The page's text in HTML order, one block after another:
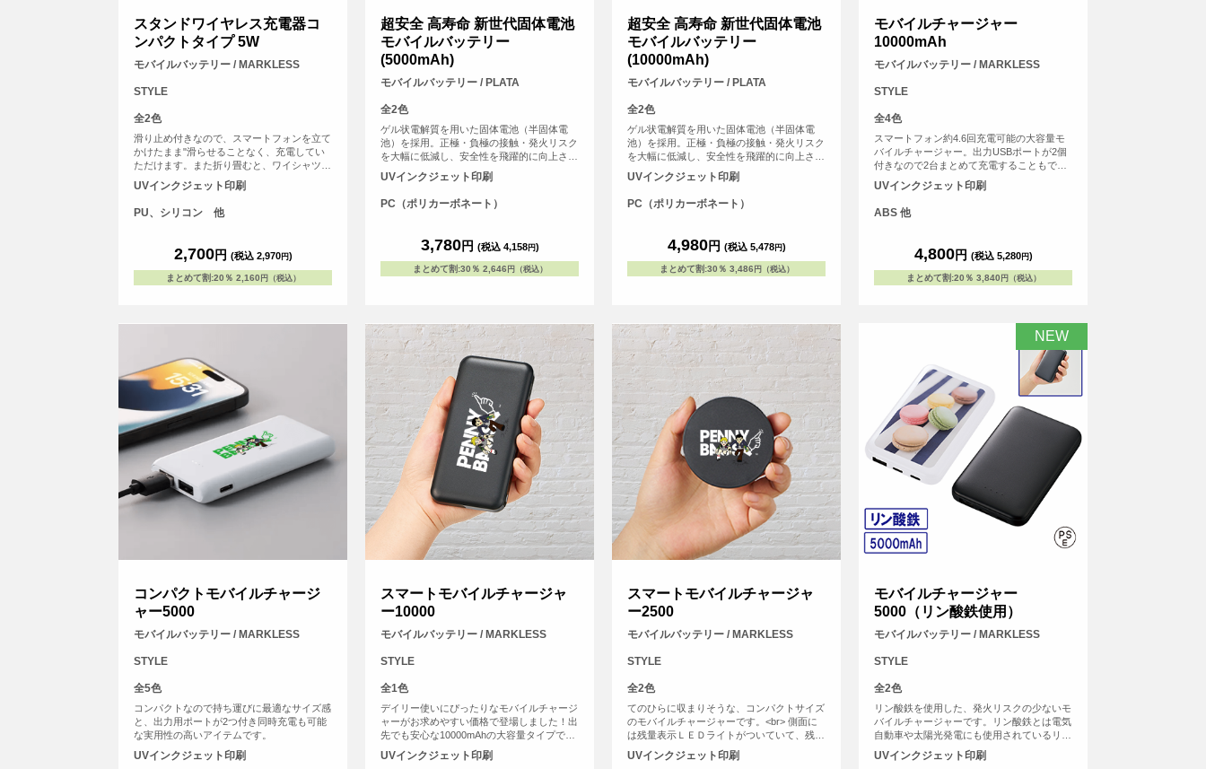
スタンドワイヤレス充電器コ
ンパクトタイプ 5W
モバイルバッテリー / MARKLESS
STYLE
全2色
滑り止め付きなので、スマートフォンを立て
かけたまま"滑らせることなく、充電してい
ただけます。また折り畳むと、ワイシャツの
胸ポケットにもすっぽり収まる、フラットか
つコンパクトなサイズ感で持ち運びにも便利
UVインクジェット印刷
PU、シリコン 他
2,700円 (税込 2,970円)
まとめて割:20％ 2,160 円（税込）
超安全 高寿命 新世代固体電池
モバイルバッテリー
(5000mAh)
モバイルバッテリー / PLATA
全2色
ゲル状電解質を用いた固体電池（半固体電
池）を採用。正極・負極の接触・発火リスク
を大幅に低減し、安全性を飛躍的に向上させ
たモバイルバッテリーです。 <br> ■長寿命
設計で経済的(約1000回充放電サイクルに対
応)。<br> ■動作温度域が-10℃～60℃と広
く、暑さにも寒さにも強い。<br> ■持ち運び
きる残量表示機能付き<br> ■安心・安全の
PSE技術基準に適合した商品です<br>
UVインクジェット印刷
PC（ポリカーボネート）
3,780円 (税込 4,158円)
まとめて割:30％ 2,646 円（税込）
超安全 高寿命 新世代固体電池
モバイルバッテリー
(10000mAh)
モバイルバッテリー / PLATA
全2色
ゲル状電解質を用いた固体電池（半固体電
池）を採用。正極・負極の接触・発火リスク
を大幅に低減し、安全性を飛躍的に向上させ
たモバイルバッテリーです。 <br> ■長寿命
設計で経済的(約1000回充放電サイクルに対
応)。<br> ■動作温度域が-10℃～60℃と広
く、暑さにも寒さにも強い。<br> ■持ち運び
端の充電規格USB PD(USB Power Delivery)
対応！USB PD対応のスマホ、タブレットへ
の、最大20W超急速充電が可能<br> ■バッテ
UVインクジェット印刷
PC（ポリカーボネート）
4,980円 (税込 5,478円)
まとめて割:30％ 3,486 円（税込）
モバイルチャージャー
10000mAh
モバイルバッテリー / MARKLESS
STYLE
全4色
スマートフォン約4.6回充電可能の大容量モ
バイルチャージャー。出力USBポートが2個
付きなので2台まとめて充電することもでき
ます！(付属ケーブルは1つ)残容量はLEDラ
イトで表示されるのでわかりやすいです。大
容量で、出先などの電源が確保できない時や
出張時、災害時でも活躍！
UVインクジェット印刷
ABS 他
4,800円 (税込 5,280円)
まとめて割:20％ 3,840 円（税込）
コンパクトモバイルチャージ
ャー5000
モバイルバッテリー / MARKLESS
STYLE
全5色
コンパクトなので持ち運びに最適なサイズ感
と、出力用ポートが2つ付き同時充電も可能
な実用性の高いアイテムです。
UVインクジェット印刷
スマートモバイルチャージャ
ー10000
モバイルバッテリー / MARKLESS
STYLE
全1色
デイリー使いにぴったりなモバイルチャージ
ャーがお求めやすい価格で登場しました！出
先でも安心な10000mAhの大容量タイプで
す。側面には残量表示LEDライトがついてお
り、簡単に残量の確認ができる仕様です。ま
UVインクジェット印刷
スマートモバイルチャージャ
ー2500
モバイルバッテリー / MARKLESS
STYLE
全2色
てのひらに収まりそうな、コンパクトサイズ
のモバイルチャージャーです。<br> 側面に
は残量表示ＬＥＤライトがついていて、残量
確認が簡単。<br> 小容量ではありますが、
リーズナブルな価格帯でフォルムもかわいら
UVインクジェット印刷
NEW
モバイルチャージャー
5000（リン酸鉄使用）
モバイルバッテリー / MARKLESS
STYLE
全2色
リン酸鉄を使用した、発火リスクの少ないモ
バイルチャージャーです。リン酸鉄とは電気
自動車や太陽光発電にも使用されているリチ
ウムイオンバッテリーのことで、熱トラブル
が起こりにくいのが特徴です。 長時間利用
UVインクジェット印刷